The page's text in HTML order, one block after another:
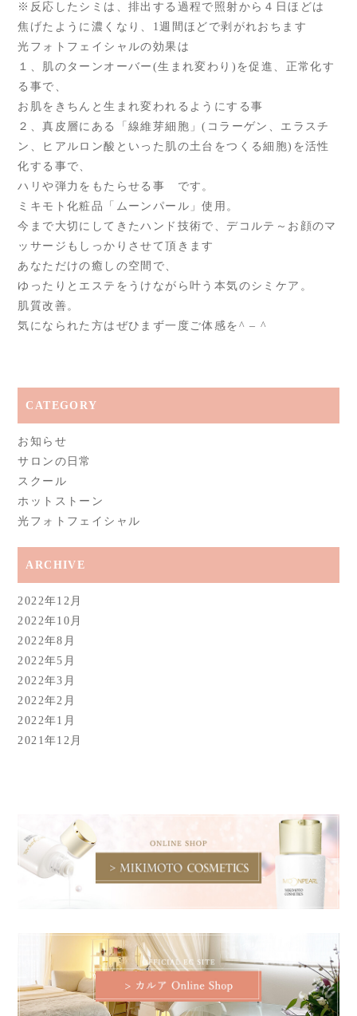
※反応したシミは、排出する過程で照射から４日ほどは
焦げたように濃くなり、1週間ほどで剥がれおちます
光フォトフェイシャルの効果は
１、肌のターンオーバー(生まれ変わり)を促進、正常化す
る事で、
お肌をきちんと生まれ変われるようにする事
２、真皮層にある「線維芽細胞」(コラーゲン、エラスチ
ン、ヒアルロン酸といった肌の土台をつくる細胞)を活性
化する事で、
ハリや弾力をもたらせる事 です。
ミキモト化粧品「ムーンパール」使用。
今まで大切にしてきたハンド技術で、デコルテ～お顔のマ
ッサージもしっかりさせて頂きます
あなただけの癒しの空間で、
ゆったりとエステをうけながら叶う本気のシミケア。
肌質改善。
気になられた方はぜひまず一度ご体感を^ – ^
CATEGORY
お知らせ
サロンの日常
スクール
ホットストーン
光フォトフェイシャル
ARCHIVE
2022年12月
2022年10月
2022年8月
2022年5月
2022年3月
2022年2月
2022年1月
2021年12月